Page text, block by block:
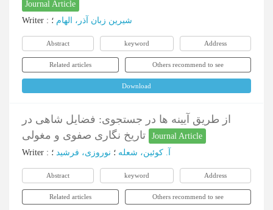
Journal Article
Writer : شیرین زبان آذر، الهام ؛
Abstract keyword Address
Related articles Others recommend to see
Download
از طریق آیینه ها در جستجوی: فضایل شاهی در
Journal Article
Writer : آ. کوئین، شعله ؛ نوروزی، فرشید ؛
Abstract keyword Address
Related articles Others recommend to see